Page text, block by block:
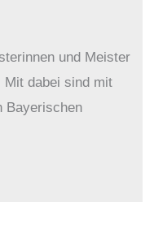
und Meister
Mit dabei sind mit
Bayerischen